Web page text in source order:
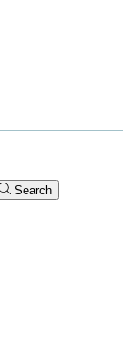
Search